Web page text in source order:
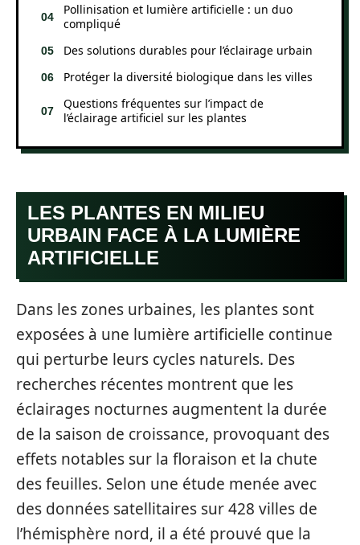
Pollinisation et lumière artificielle : un duo
compliqué
Des solutions durables pour l’éclairage urbain
Protéger la diversité biologique dans les villes
Questions fréquentes sur l’impact de
l’éclairage artificiel sur les plantes
LES PLANTES EN MILIEU
URBAIN FACE À LA LUMIÈRE
ARTIFICIELLE
Dans les zones urbaines, les plantes sont
exposées à une lumière artificielle continue
qui perturbe leurs cycles naturels. Des
recherches récentes montrent que les
éclairages nocturnes augmentent la durée
de la saison de croissance, provoquant des
effets notables sur la floraison et la chute
des feuilles. Selon une étude menée avec
des données satellitaires sur 428 villes de
l’hémisphère nord, il a été prouvé que la